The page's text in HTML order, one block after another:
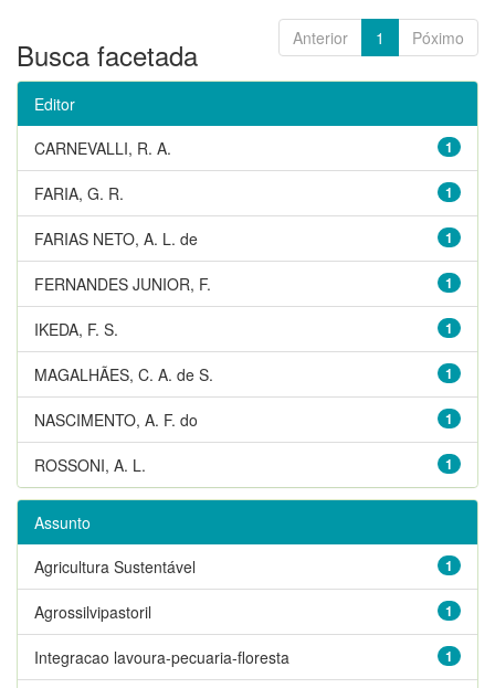
Anterior 1 Póximo
Busca facetada
Editor
1
CARNEVALLI, R. A.
1
FARIA, G. R.
1
FARIAS NETO, A. L. de
1
FERNANDES JUNIOR, F.
1
IKEDA, F. S.
1
MAGALHÃES, C. A. de S.
1
NASCIMENTO, A. F. do
1
ROSSONI, A. L.
Assunto
1
Agricultura Sustentável
1
Agrossilvipastoril
1
Integracao lavoura-pecuaria-floresta